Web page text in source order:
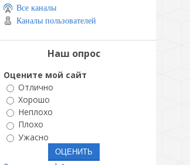
Все каналы
Каналы пользователей
Наш опрос
Оцените мой сайт
Отлично
Хорошо
Неплохо
Плохо
Ужасно